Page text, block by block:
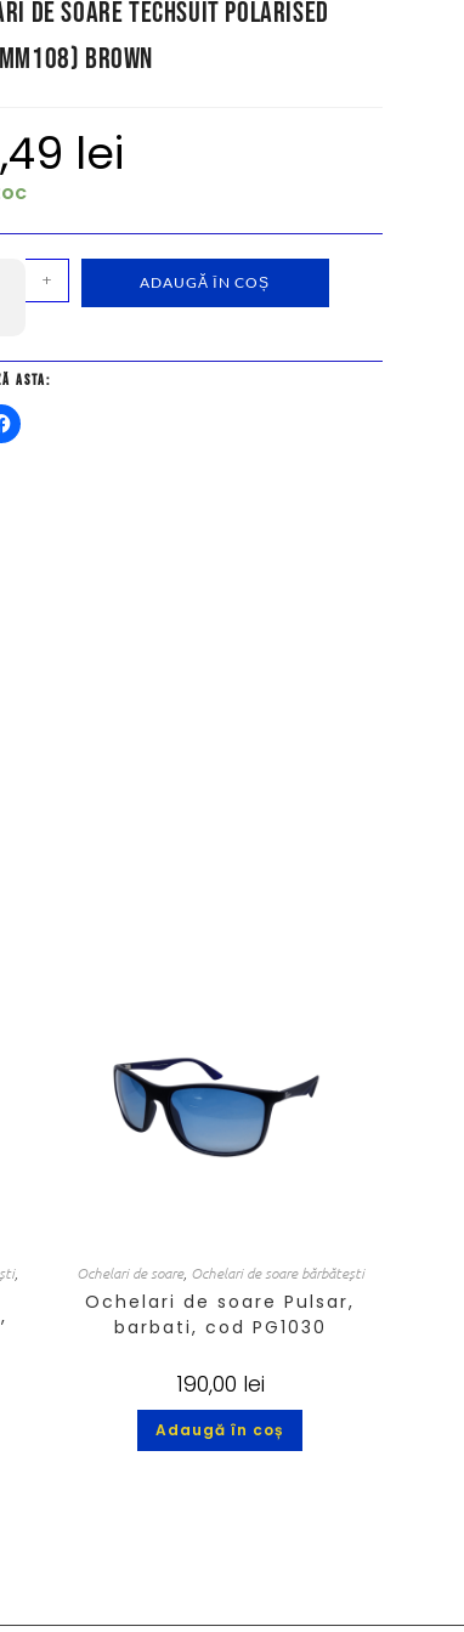
de Soare Techsuit Polarised
Brown
lei
+ ADAUGĂ ÎN COȘ
asta:
, Ochelari de soare, Ochelari de soare bărbătești
Ochelari de soare Pulsar,
barbati, cod PG1030
190,00 lei
Adaugă în coș